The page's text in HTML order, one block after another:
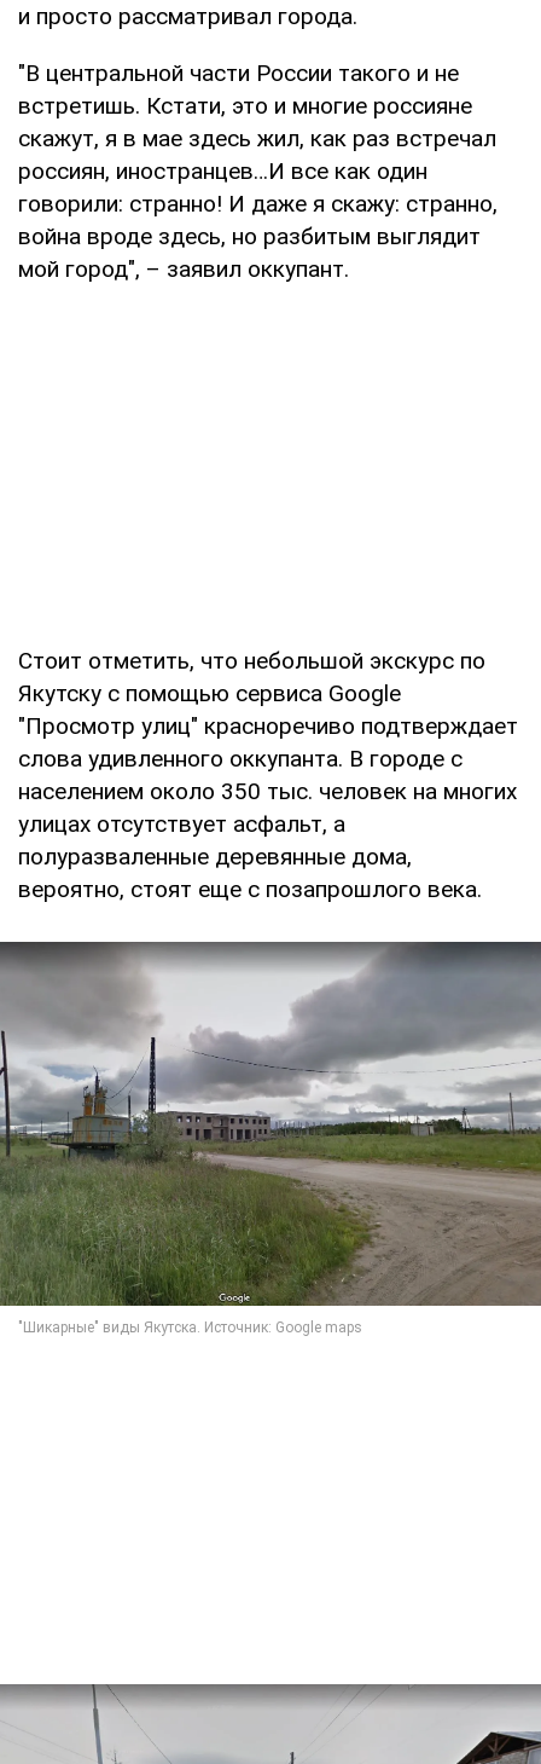
и просто рассматривал города.
"В центральной части России такого и не
встретишь. Кстати, это и многие россияне
скажут, я в мае здесь жил, как раз встречал
россиян, иностранцев…И все как один
говорили: странно! И даже я скажу: странно,
война вроде здесь, но разбитым выглядит
мой город", – заявил оккупант.
Стоит отметить, что небольшой экскурс по
Якутску с помощью сервиса Google
"Просмотр улиц" красноречиво подтверждает
слова удивленного оккупанта. В городе с
населением около 350 тыс. человек на многих
улицах отсутствует асфальт, а
полуразваленные деревянные дома,
вероятно, стоят еще с позапрошлого века.